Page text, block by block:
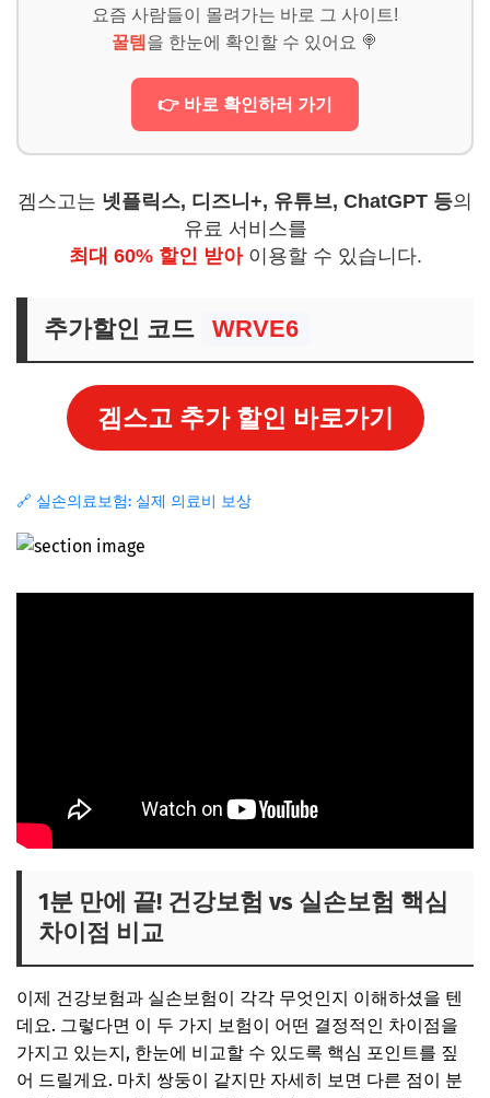
요즘 사람들이 몰려가는 바로 그 사이트!
꿀템 을 한눈에 확인할 수 있어요 🍭
👉 바로 확인하러 가기
겜스고는 넷플릭스, 디즈니+, 유튜브, ChatGPT 등의
유료 서비스를
최대 60% 할인 받아이용할 수 있습니다.
추가할인 코드 WRVE6
겜스고 추가 할인 바로가기
🔗 실손의료보험: 실제 의료비 보상
1분 만에 끝! 건강보험 vs 실손보험 핵심
차이점 비교
이제 건강보험과 실손보험이 각각 무엇인지 이해하셨을 텐
데요. 그렇다면 이 두 가지 보험이 어떤 결정적인 차이점을
가지고 있는지, 한눈에 비교할 수 있도록 핵심 포인트를 짚
어 드릴게요. 마치 쌍둥이 같지만 자세히 보면 다른 점이 분